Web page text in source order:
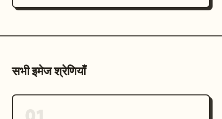
सभी इमेज श्रेणियाँ